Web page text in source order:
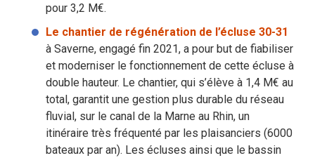
pour 3,2 M€.
Le chantier de régénération de l’écluse 30-31
à Saverne, engagé fin 2021, a pour but de fiabiliser
et moderniser le fonctionnement de cette écluse à
double hauteur. Le chantier, qui s’élève à 1,4 M€ au
total, garantit une gestion plus durable du réseau
fluvial, sur le canal de la Marne au Rhin, un
itinéraire très fréquenté par les plaisanciers (6000
bateaux par an). Les écluses ainsi que le bassin